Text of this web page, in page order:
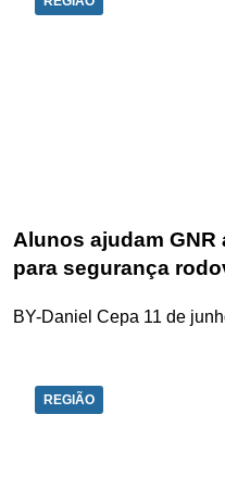
Alunos ajudam
para segurança
BY-Daniel Cepa 11 de
REGIÃO